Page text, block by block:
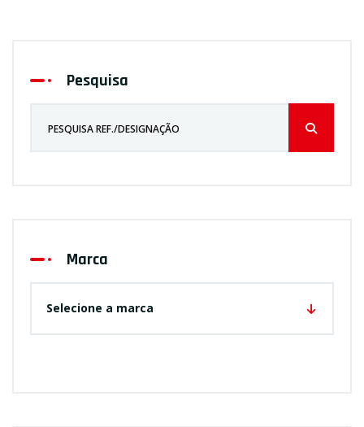
Pesquisa
Marca
Selecione a marca